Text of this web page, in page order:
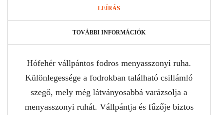
LEÍRÁS
TOVÁBBI INFORMÁCIÓK
Hófehér vállpántos fodros menyasszonyi ruha.
Különlegessége a fodrokban található csillámló
szegő, mely még látványosabbá varázsolja a
menyasszonyi ruhát. Vállpántja és fűzője biztos